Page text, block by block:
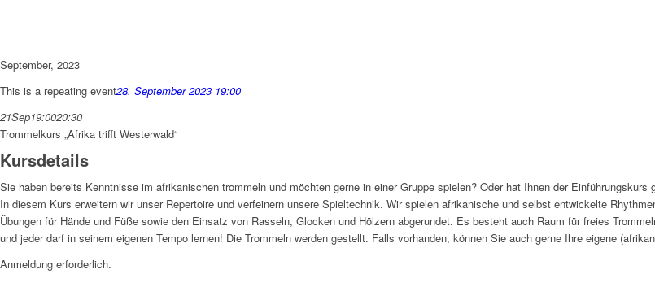
September, 2023
This is a repeating event28. September 2023 19:00
21Sep19:0020:30
Trommelkurs „Afrika trifft Westerwald“
Kursdetails
Sie haben bereits Kenntnisse im afrikanischen trommeln und möchten gerne in einer Gruppe spielen? Oder hat Ihnen der
In diesem Kurs erweitern wir unser Repertoire und verfeinern unsere Spieltechnik. Wir spielen afrikanische und selbst entwickelte
Übungen für Hände und Füße sowie den Einsatz von Rasseln, Glocken und Hölzern abgerundet. Es besteht auch Raum für freies
und jeder darf in seinem eigenen Tempo lernen! Die Trommeln werden gestellt. Falls vorhanden, können Sie auch gerne Ihre eigene
Anmeldung erforderlich.